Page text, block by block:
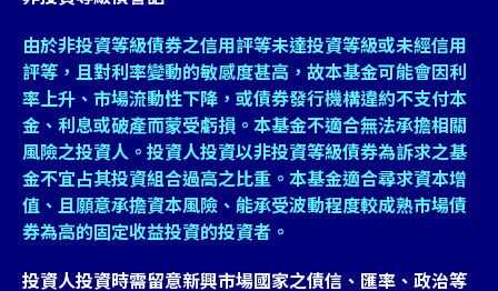
由於非投資等級債券之信用評等未達投資等級或未經信用
評等，且對利率變動的敏感度甚高，故本基金可能會因利
率上升、市場流動性下降，或債券發行機構違約不支付本
金、利息或破產而蒙受虧損。本基金不適合無法承擔相關
風險之投資人。投資人投資以非投資等級債券為訴求之基
金不宜占其投資組合過高之比重。本基金適合尋求資本增
值、且願意承擔資本風險、能承受波動程度較成熟市場債
券為高的固定收益投資的投資者。
投資人投資時需留意新興市場國家之債信、匯率、政治等